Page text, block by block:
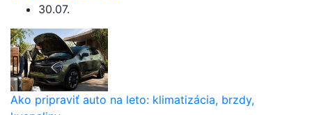
30.07.
Ako pripraviť auto na leto: klimatizácia, brzdy,